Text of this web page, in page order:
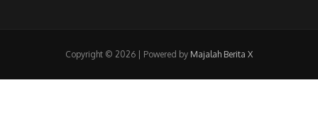
Copyright © 2026 | Powered by Majalah Berita X